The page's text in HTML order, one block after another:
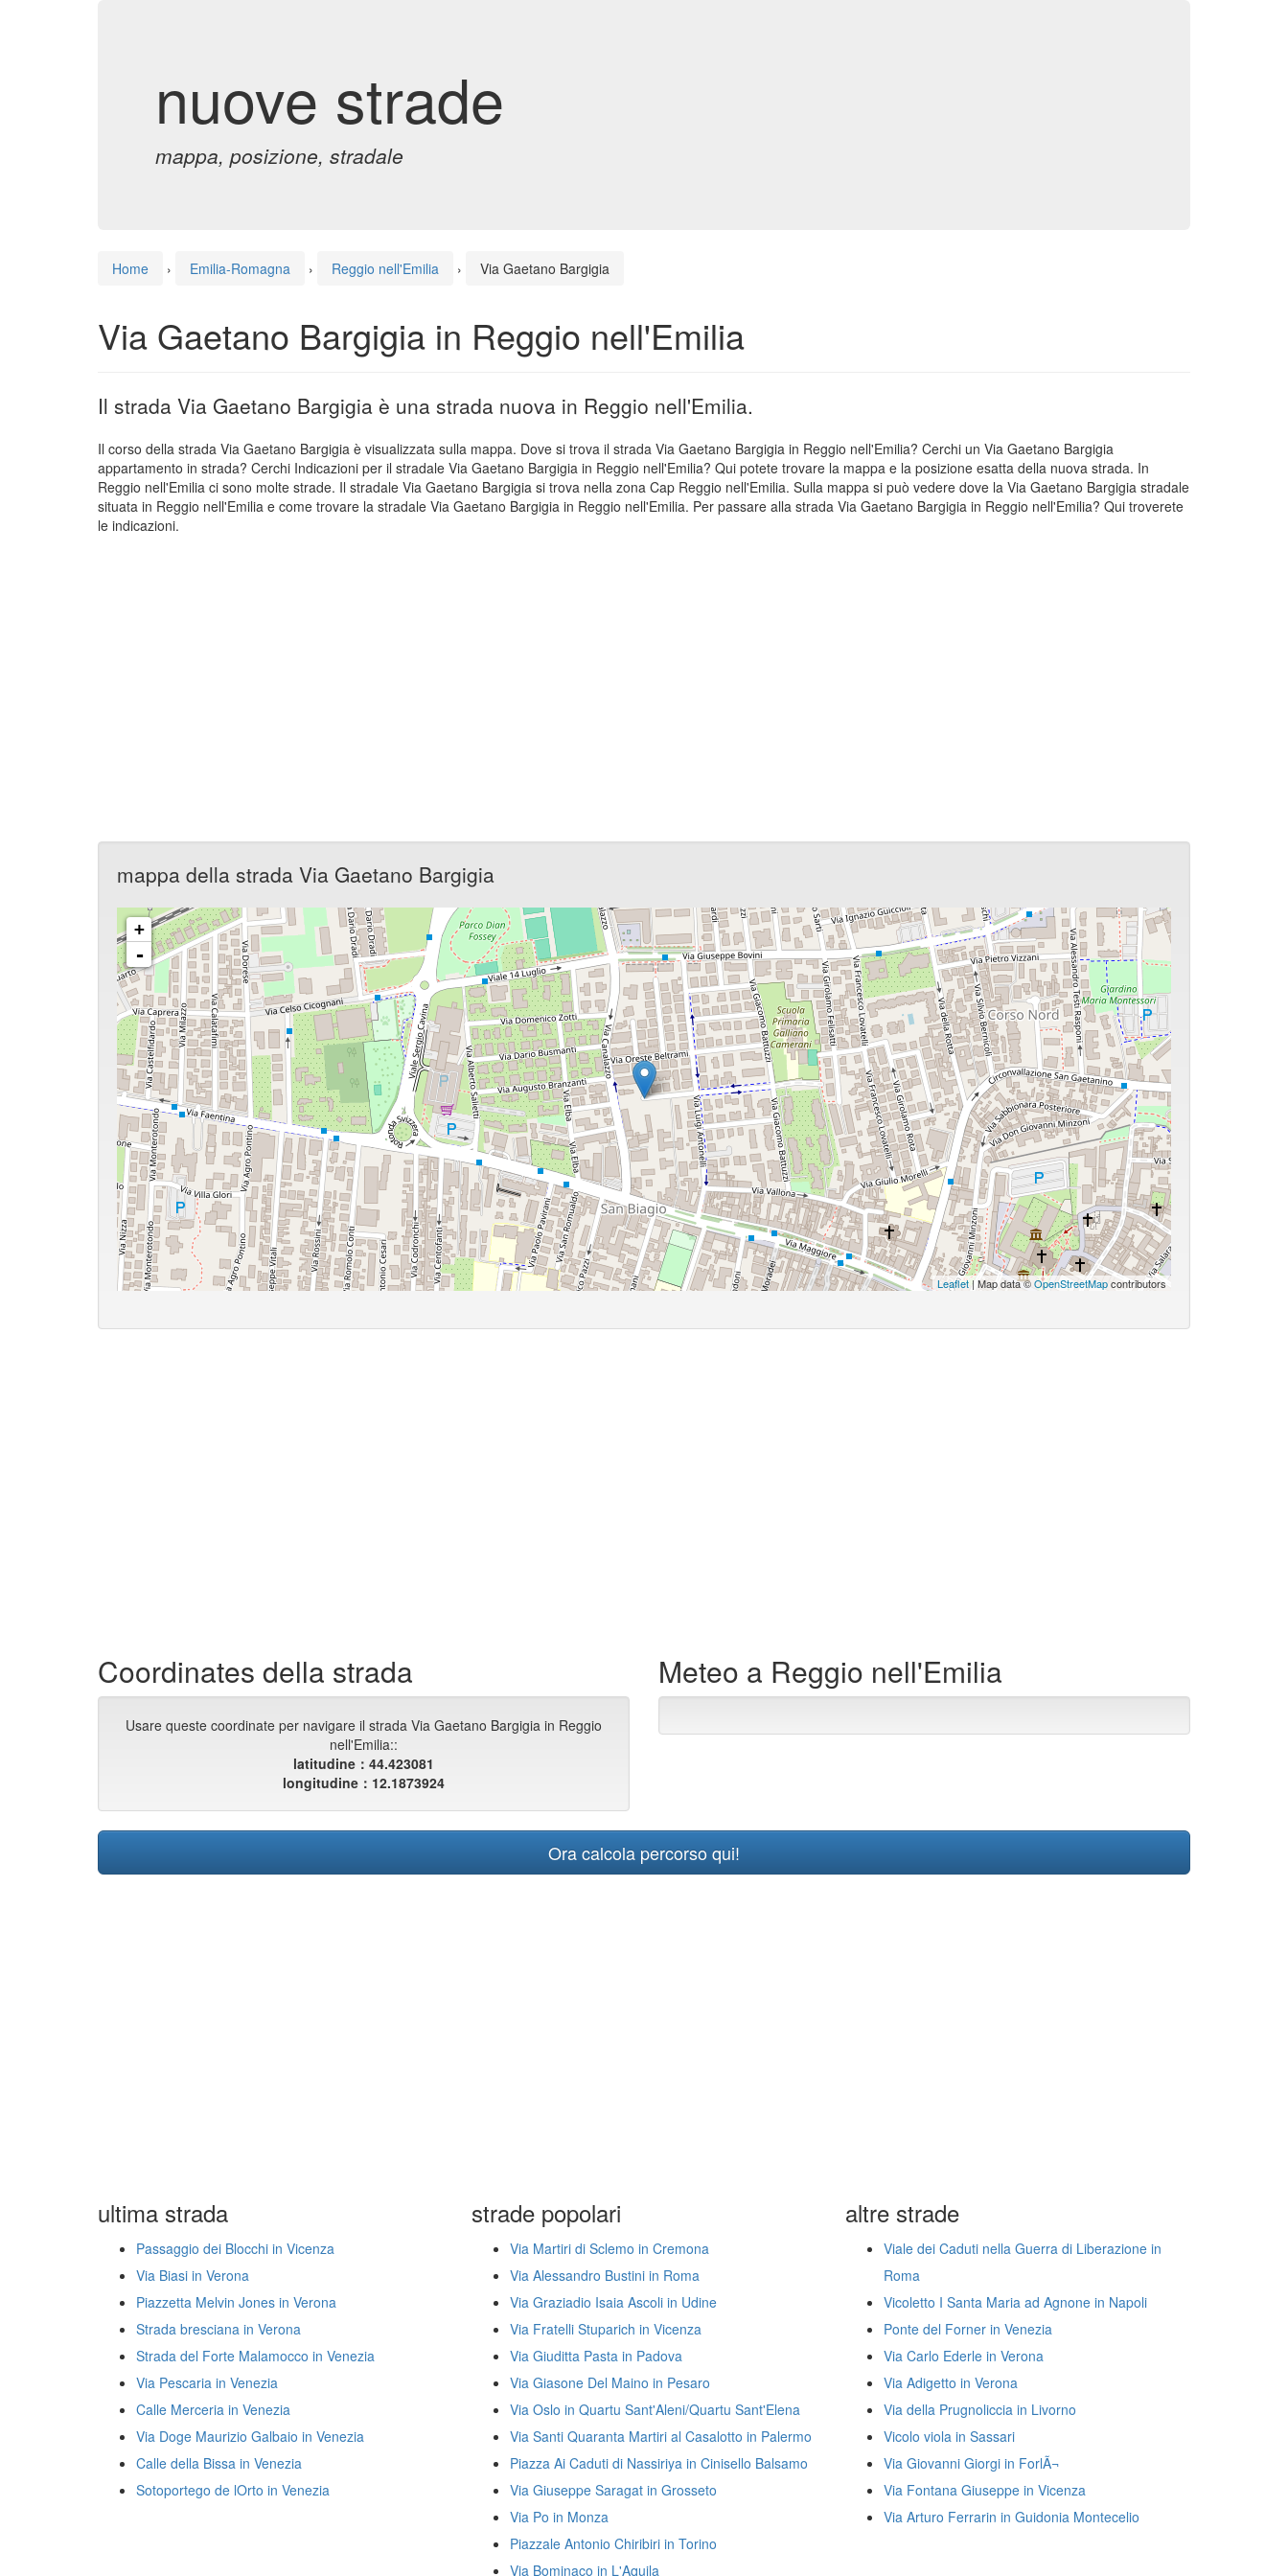
nuove strade
mappa, posizione, stradale
Home › Emilia-Romagna › Reggio nell'Emilia › Via Gaetano Bargigia
Via Gaetano Bargigia in Reggio nell'Emilia
Il strada Via Gaetano Bargigia è una strada nuova in Reggio nell'Emilia.
Il corso della strada Via Gaetano Bargigia è visualizzata sulla mappa. Dove si trova il strada Via Gaetano Bargigia in Reggio nell'Emilia? Cerchi un Via Gaetano Bargigia
appartamento in strada? Cerchi Indicazioni per il stradale Via Gaetano Bargigia in Reggio nell'Emilia? Qui potete trovare la mappa e la posizione esatta della nuova strada. In
Reggio nell'Emilia ci sono molte strade. Il stradale Via Gaetano Bargigia si trova nella zona Cap Reggio nell'Emilia. Sulla mappa si può vedere dove la Via Gaetano Bargigia stradale
situata in Reggio nell'Emilia e come trovare la stradale Via Gaetano Bargigia in Reggio nell'Emilia. Per passare alla strada Via Gaetano Bargigia in Reggio nell'Emilia? Qui troverete
le indicazioni.
mappa della strada Via Gaetano Bargigia
+
-
Leaflet| Map data ©OpenStreetMapcontributors
Coordinates della strada
Usare queste coordinate per navigare il strada Via Gaetano Bargigia in Reggio
nell'Emilia::
latitudine：44.423081
longitudine：12.1873924
Meteo a Reggio nell'Emilia
Ora calcola percorso qui!
ultima strada
Passaggio dei Blocchi in Vicenza
Via Biasi in Verona
Piazzetta Melvin Jones in Verona
Strada bresciana in Verona
Strada del Forte Malamocco in Venezia
Via Pescaria in Venezia
Calle Merceria in Venezia
Via Doge Maurizio Galbaio in Venezia
Calle della Bissa in Venezia
Sotoportego de lOrto in Venezia
strade popolari
Via Martiri di Sclemo in Cremona
Via Alessandro Bustini in Roma
Via Graziadio Isaia Ascoli in Udine
Via Fratelli Stuparich in Vicenza
Via Giuditta Pasta in Padova
Via Giasone Del Maino in Pesaro
Via Oslo in Quartu Sant'Aleni/Quartu Sant'Elena
Via Santi Quaranta Martiri al Casalotto in Palermo
Piazza Ai Caduti di Nassiriya in Cinisello Balsamo
Via Giuseppe Saragat in Grosseto
Via Po in Monza
Piazzale Antonio Chiribiri in Torino
Via Bominaco in L'Aquila
altre strade
Viale dei Caduti nella Guerra di Liberazione in
Roma
Vicoletto I Santa Maria ad Agnone in Napoli
Ponte del Forner in Venezia
Via Carlo Ederle in Verona
Via Adigetto in Verona
Via della Prugnoliccia in Livorno
Vicolo viola in Sassari
Via Giovanni Giorgi in ForlÃ¬
Via Fontana Giuseppe in Vicenza
Via Arturo Ferrarin in Guidonia Montecelio